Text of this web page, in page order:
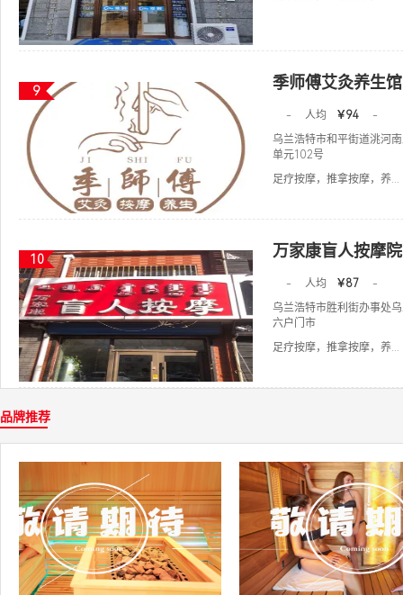
9 季师傅艾灸养生馆
- 人均 ￥94
-
乌兰浩特市和平街道洮河
单元102号
足疗按摩，推拿按摩，养...
10 万家康盲人按摩院
- 人均 ￥87
-
乌兰浩特市胜利街办事处
六户门市
足疗按摩，推拿按摩，养...
品牌推荐